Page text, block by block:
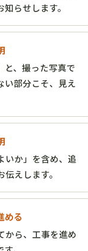
らせします。
と、撮った写真で
い部分こそ、見え
いか」を含め、追
えします。
める
から、工事を進め